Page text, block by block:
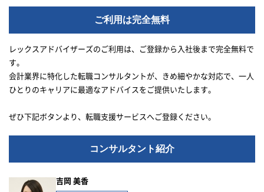
ご利用は完全無料
レックスアドバイザーズのご利用は、ご登録から入社後まで完全無料で
す。
会計業界に特化した転職コンサルタントが、きめ細やかな対応で、一人
ひとりのキャリアに最適なアドバイスをご提供いたします。
ぜひ下記ボタンより、転職支援サービスへご登録ください。
コンサルタント紹介
吉岡 美香